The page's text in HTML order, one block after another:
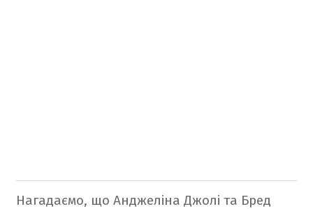
Нагадаємо, що Анджеліна Джолі та Бред